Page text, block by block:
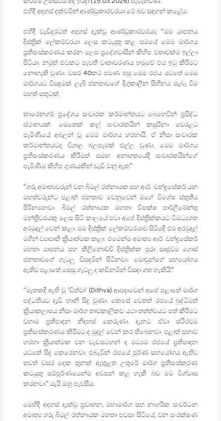
එහිදී අදහස් දක්වමින් ආණ්ඩුකාරවරයා මේ බව සඳහන් කළේය.
එහිදී වැඩිදුරටත් අදහස් දැක්වූ ආණ්ඩුකාරවරයා, “මම යාපනය
දිස්ත්‍රික් ලේකම්වරයා ලෙස කටයුතු කළ සමයේ මෙම මාර්ගය
ප්‍රතිසංස්කරණය කරන ලෙස ප්‍රදේශවාසීන් කිහිප වතාවක්ම ඉල්ලා
සිටියා. නමුත් එවකට පැවති වාතාවරණය හමුවේ එය ඉටු කිරීමට
නොහැකි වුණා. වසර 40කට පමණ පසු මෙම රජය යටතේ මෙම
මාර්ගයට විසඳුමක් ලැබී ජනතාවගේ දිගුකාලීන සිහිනය සැබෑ වීම
මහත් සතුටක්.
කාරෙනගර් ප්‍රදේශය සංචාරක කර්මාන්තයට බෙහෙවින් ප්‍රසිද්ධ
ස්ථානයක්. මෙතෙක් කල් සංචාරකයින් කසූරිනා වෙරළට
පැමිණියේ අබලන් වූ මෙම මාර්ගය හරහායි. ඒ නිසා සංචාරක
කර්මාන්තයටද විශාල බලපෑමක් එල්ල වුණා. මෙම මාර්ගය
ප්‍රතිසංස්කරණය කිරීමත් සමඟ අනාගතයේදී සංචාරකයින්ගේ
පැමිණීම කිහිප ගුණයකින් වැඩි වනු ඇත.”
“ගරු අමාත්‍යවරුන් වන බිමල් රත්නායක සහ ආර්. චන්ද්‍රසේකර් යන
මහත්වරුන්ට පළාත් ජනතාව වෙනුවෙන් මගේ විශේෂ ස්තුතිය
පිරිනමනවා. බිමල් රත්නායක මහතා විපක්ෂ පාර්ලිමේන්තු
මන්ත්‍රීවරයකු ලෙස සිටි කාලයේ පවා අපේ දිස්ත්‍රික්කයට විමධ්‍යගත
අරමුදල් වෙන් කළා. මම දිස්ත්‍රික් ලේකම්වරයාව සිටියදී එම අරමුදල්
මගින් ව්‍යාපෘති ක්‍රියාත්මක කළා. එමෙන්ම අමාත්‍ය ආර්. චන්ද්‍රසේකර්
මහතා යාපනය සහ කිලිනොච්චි දිස්ත්‍රික්ක පුරා සෘජුවම ගොස්
ජනතාවගේ ගැටලු විසඳමින් සිටිනවා. මොවුන්ගේ සහයෝගය
ඇතිව පළාතේ සෙසු ගැටලු ද කඩිනමින් විසඳා ගත හැකියි.”
“මෑතකදී ඇති වූ ‘ඩිත්වා’ (Dithva) ආපදාවෙන් අපේ පළාතේ මාර්ග
පද්ධතියට දැඩි හානි සිදු වුණා. කෙසේ වෙතත් රජයේ බුද්ධිමත්
ක්‍රියාකලාපය නිසා මාර්ග තාවකාලිකව යථා තත්ත්වයට පත් කිරීමට
වහාම ප්‍රතිපාදන නිදහස් කෙරුණා. දැනට ඒවා ස්ථිරවම
ප්‍රතිසංස්කරණය කිරීමට ද මුදල් වෙන් කර තිබෙනවා. පළාත් සභාව
හරහා ක්‍රියාත්මක වන වැඩසටහන් ද මධ්‍යම රජයේ ප්‍රතිපාදන
යටතේ සිදු කෙරෙනවා. එබැවින් රජයේ පූර්ණ සහයෝගය ඇතිව
තවත් වසර දෙක තුනක් ඇතුළත උතුරේ මාර්ග ප්‍රතිසංස්කරණ
කටයුතු සම්පූර්ණයෙන්ම අවසන් කළ හැකි බව මම විශ්වාස
කරනවා.” යැයි ඔහු පැවසීය.
මෙහිදී අදහස් දැක්වූ ප්‍රවාහන, මහාමාර්ග සහ නාගරික සංවර්ධන
අමාත්‍ය ගරු බිමල් රත්නායක මහතා පවසා සිටියේ, වන සංරක්ෂණ